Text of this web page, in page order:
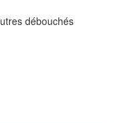
débouchés